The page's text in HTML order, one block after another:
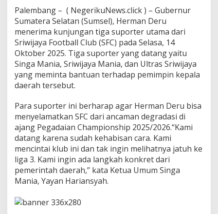
a
n
S
u
p
o
r
t
S
F
C
B
u
t
u
h
K
e
Palembang – ( NegerikuNews.click ) – Gubernur
Sumatera Selatan (Sumsel), Herman Deru
menerima kunjungan tiga suporter utama dari
Sriwijaya Football Club (SFC) pada Selasa, 14
Oktober 2025. Tiga suporter yang datang yaitu
Singa Mania, Sriwijaya Mania, dan Ultras Sriwijaya
yang meminta bantuan terhadap pemimpin kepala
daerah tersebut.
Para suporter ini berharap agar Herman Deru bisa
menyelamatkan SFC dari ancaman degradasi di
ajang Pegadaian Championship 2025/2026.“Kami
datang karena sudah kehabisan cara. Kami
mencintai klub ini dan tak ingin melihatnya jatuh ke
liga 3. Kami ingin ada langkah konkret dari
pemerintah daerah,” kata Ketua Umum Singa
Mania, Yayan Hariansyah.